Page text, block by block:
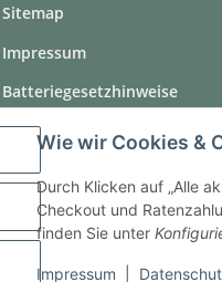
Wie wir Cookies &
Durch Klicken auf „Alle
Checkout und
finden Sie unter
Impressum
Sitemap
Impressum
Batteriegesetzhinweise
Widerrufsrecht